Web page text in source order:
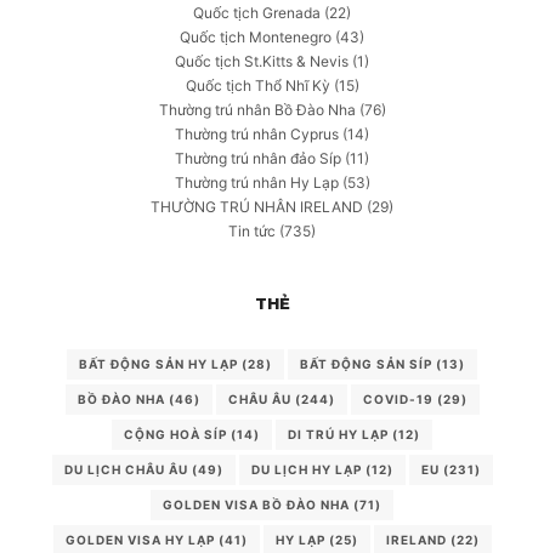
Quốc tịch Grenada (22)
Quốc tịch Montenegro (43)
Quốc tịch St.Kitts & Nevis (1)
Quốc tịch Thổ Nhĩ Kỳ (15)
Thường trú nhân Bồ Đào Nha (76)
Thường trú nhân Cyprus (14)
Thường trú nhân đảo Síp (11)
Thường trú nhân Hy Lạp(53)
THƯỜNG TRÚ NHÂN IRELAND (29)
Tin tức (735)
THẺ
BẤT ĐỘNG SẢN HY LẠP (28) BẤT ĐỘNG SẢN SÍP (13)
BỒ ĐÀO NHA (46) CHÂU ÂU (244) COVID-19 (29)
CỘNG HOÀ SÍP (14) DI TRÚ HY LẠP (12)
DU LỊCH CHÂU ÂU (49) DU LỊCH HY LẠP (12) EU (231)
GOLDEN VISA BỒ ĐÀO NHA (71)
GOLDEN VISA HY LẠP (41) HY LẠP (25) IRELAND (22)